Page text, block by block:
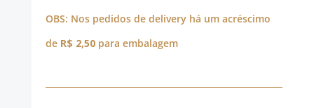
OBS: Nos pedidos de delivery há um acréscimo
de R$ 2,50para embalagem